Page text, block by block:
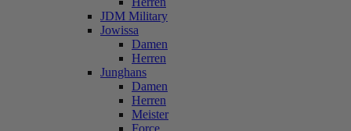
JDM Military
Jowissa
Damen
Herren
Junghans
Damen
Herren
Meister
Force